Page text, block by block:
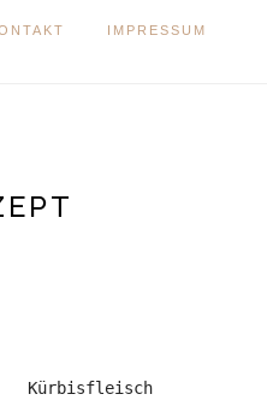
IMPRESSUM
Kürbisfleisch